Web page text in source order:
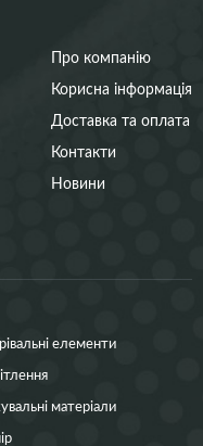
Про компанію
Корисна інформація
Доставка та оплата
Контакти
Новини
елементи
матеріали